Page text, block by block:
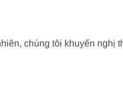
chúng tôi khuyến nghị